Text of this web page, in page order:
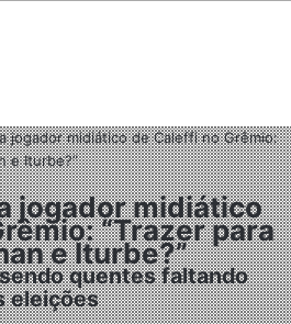
jogador midiático de Caleffi no Grêmio:
e Iturbe?”
jogador midiático
“Trazer para
e Iturbe?”
quentes faltando
eleições